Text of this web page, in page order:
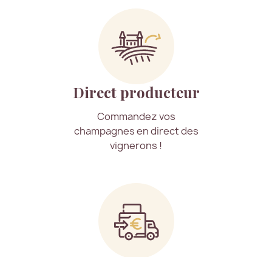
Direct producteur
Commandez vos
champagnes en direct des
vignerons !